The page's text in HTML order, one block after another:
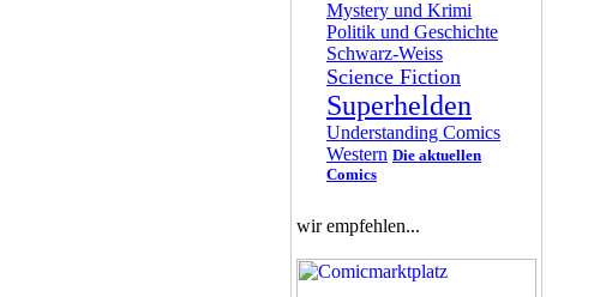
Mystery und Krimi
Politik und Geschichte
Schwarz-Weiss
Science Fiction
Superhelden
Understanding Comics
Western Die aktuellen
Comics
wir empfehlen...